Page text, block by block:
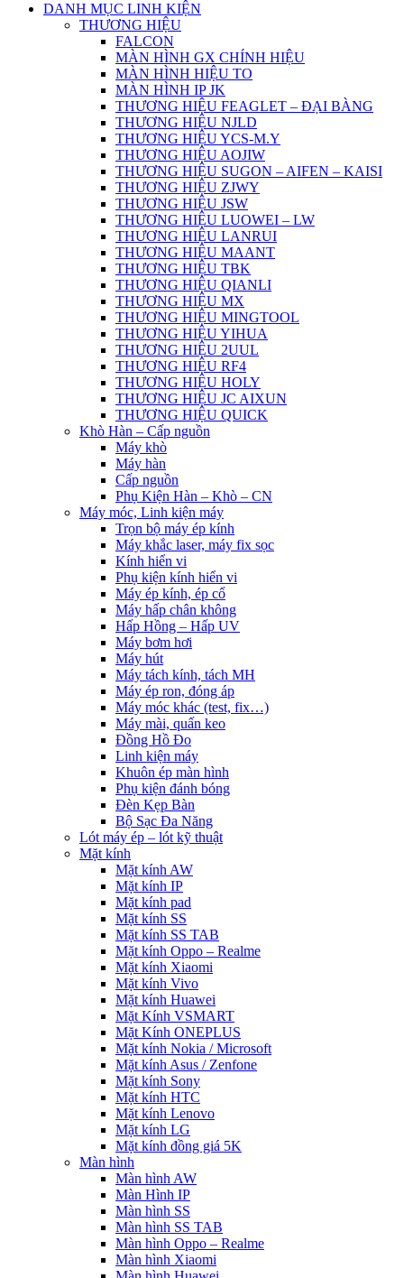
DANH MỤC LINH KIỆN
THƯƠNG HIỆU
FALCON
MÀN HÌNH GX CHÍNH HIỆU
MÀN HÌNH HIỆU TO
MÀN HÌNH IP JK
THƯƠNG HIỆU FEAGLET – ĐẠI BÀNG
THƯƠNG HIỆU NJLD
THƯƠNG HIỆU YCS-M.Y
THƯƠNG HIỆU AOJIW
THƯƠNG HIỆU SUGON – AIFEN – KAISI
THƯƠNG HIỆU ZJWY
THƯƠNG HIỆU JSW
THƯƠNG HIỆU LUOWEI – LW
THƯƠNG HIỆU LANRUI
THƯƠNG HIỆU MAANT
THƯƠNG HIỆU TBK
THƯƠNG HIỆU QIANLI
THƯƠNG HIỆU MX
THƯƠNG HIỆU MINGTOOL
THƯƠNG HIỆU YIHUA
THƯƠNG HIỆU 2UUL
THƯƠNG HIỆU RF4
THƯƠNG HIỆU HOLY
THƯƠNG HIỆU JC AIXUN
THƯƠNG HIỆU QUICK
Khò Hàn – Cấp nguồn
Máy khò
Máy hàn
Cấp nguồn
Phụ Kiện Hàn – Khò – CN
Máy móc, Linh kiện máy
Trọn bộ máy ép kính
Máy khắc laser, máy fix sọc
Kính hiển vi
Phụ kiện kính hiển vi
Máy ép kính, ép cổ
Máy hấp chân không
Hấp Hồng – Hấp UV
Máy bơm hơi
Máy hút
Máy tách kính, tách MH
Máy ép ron, đóng áp
Máy móc khác (test, fix…)
Máy mài, quấn keo
Đồng Hồ Đo
Linh kiện máy
Khuôn ép màn hình
Phụ kiện đánh bóng
Đèn Kẹp Bàn
Bộ Sạc Đa Năng
Lót máy ép – lót kỹ thuật
Mặt kính
Mặt kính AW
Mặt kính IP
Mặt kính pad
Mặt kính SS
Mặt kính SS TAB
Mặt kính Oppo – Realme
Mặt kính Xiaomi
Mặt kính Vivo
Mặt kính Huawei
Mặt Kính VSMART
Mặt Kính ONEPLUS
Mặt kính Nokia / Microsoft
Mặt kính Asus / Zenfone
Mặt kính Sony
Mặt kính HTC
Mặt kính Lenovo
Mặt kính LG
Mặt kính đồng giá 5K
Màn hình
Màn hình AW
Màn Hình IP
Màn hình SS
Màn hình SS TAB
Màn hình Oppo – Realme
Màn hình Xiaomi